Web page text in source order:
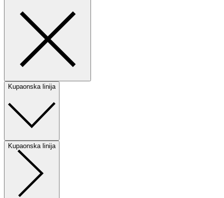
Kupaonska linija
Kupaonska linija